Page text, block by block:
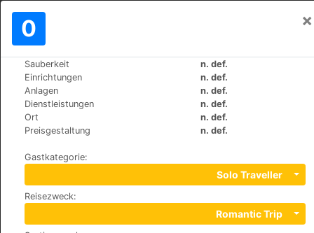
0 ×
Sauberkeit
n. def.
Einrichtungen
n. def.
Anlagen
n. def.
Dienstleistungen
n. def.
Ort
n. def.
Preisgestaltung
n. def.
Gastkategorie:
Solo Traveller
Reisezweck:
Romantic Trip
Weltweit>Bulgaria
Grand Royale Hotel & Spa
+359 (0)74996044
Todorini Ochi 3, 2770